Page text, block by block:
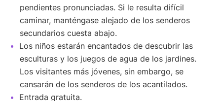
pendientes pronunciadas. Si le resulta difícil
caminar, manténgase alejado de los senderos
secundarios cuesta abajo.
Los niños estarán encantados de descubrir las
esculturas y los juegos de agua de los jardines.
Los visitantes más jóvenes, sin embargo, se
cansarán de los senderos de los acantilados.
Entrada gratuita.